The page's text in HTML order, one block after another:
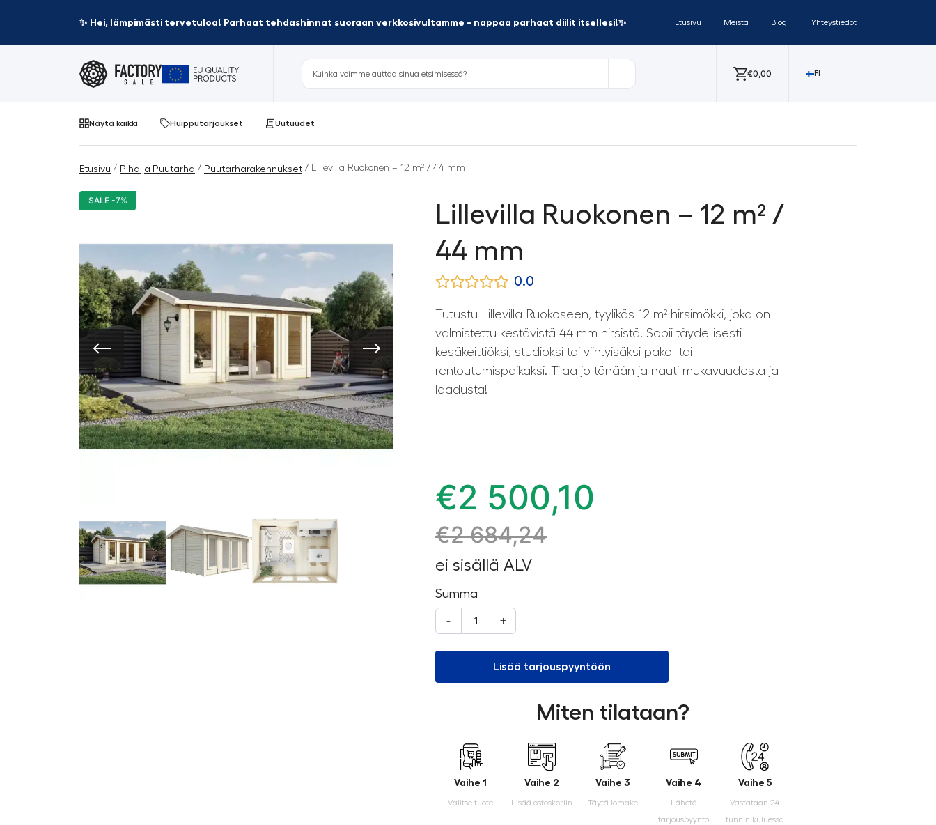
✨ Hei, lämpimästi tervetuloa! Parhaat tehdashinnat suoraan verkkosivultamme - nappaa parhaat diilit itsellesi!✨ Etusivu Meistä Blogi Yhteystiedot
€0,00 FI
Näytä kaikki Huipputarjoukset Uutuudet
Etusivu / Piha ja Puutarha / Puutarharakennukset / Lillevilla Ruokonen – 12 m² / 44 mm
SALE -7%
Lillevilla Ruokonen – 12 m² /
44 mm
0.0
Tutustu Lillevilla Ruokoseen, tyylikäs 12 m² hirsimökki, joka on
valmistettu kestävistä 44 mm hirsistä. Sopii täydellisesti
kesäkeittiöksi, studioksi tai viihtyisäksi pako- tai
rentoutumispaikaksi. Tilaa jo tänään ja nauti mukavuudesta ja
laadusta!
€2 500,10
€2 684,24
ei sisällä ALV
Summa
- +
Lisää tarjouspyyntöön
Miten tilataan?
Vaihe 1
Valitse tuote
Vaihe 2
Lisää ostoskoriin
Vaihe 3
Täytä lomake
Vaihe 4
Lähetä
tarjouspyyntö
Vaihe 5
Vastataan 24
tunnin kuluessa